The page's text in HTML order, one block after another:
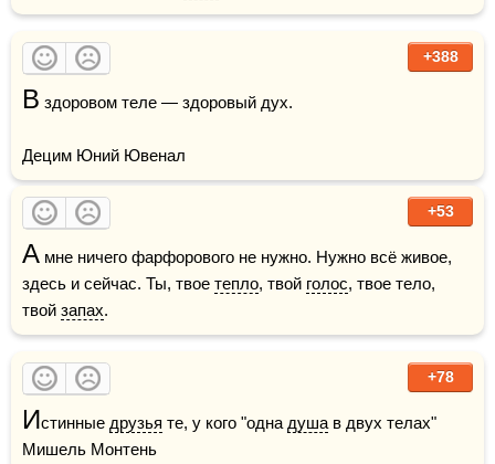
+388
В здоровом теле — здоровый дух.
Децим Юний Ювенал
+53
А мне ничего фарфорового не нужно. Нужно всё живое,
здесь и сейчас. Ты, твое тепло, твой голос, твое тело,
твой запах.
+78
Истинные друзья те, у кого "одна душа в двух телах"
Мишель Монтень